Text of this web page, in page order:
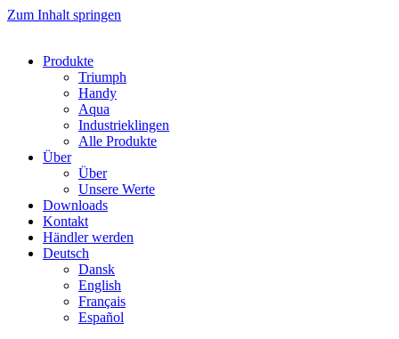
Zum Inhalt springen
Produkte
Triumph
Handy
Aqua
Industrieklingen
Alle Produkte
Über
Über
Unsere Werte
Downloads
Kontakt
Händler werden
Deutsch
Dansk
English
Français
Español